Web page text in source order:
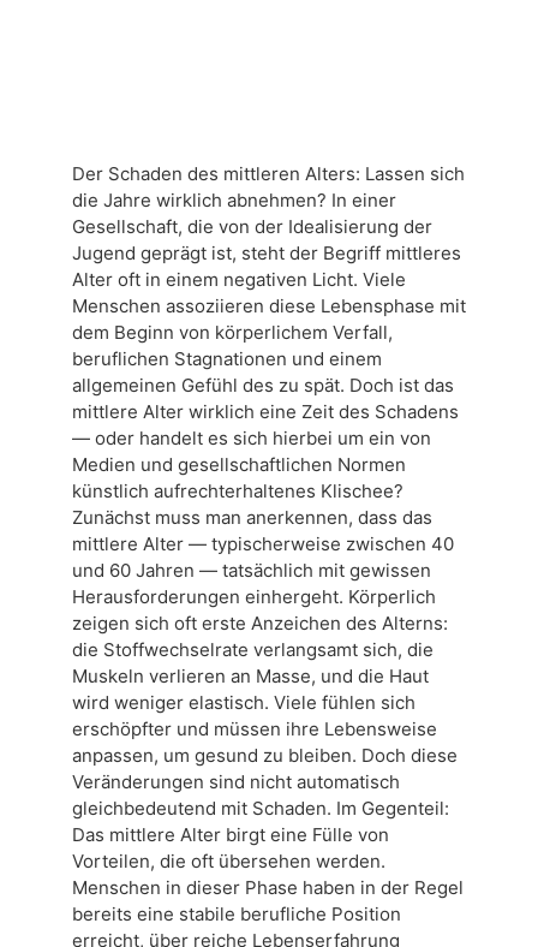
Der Schaden des mittleren Alters: Lassen sich
die Jahre wirklich abnehmen? In einer
Gesellschaft, die von der Idealisierung der
Jugend geprägt ist, steht der Begriff mittleres
Alter oft in einem negativen Licht. Viele
Menschen assoziieren diese Lebensphase mit
dem Beginn von körperlichem Verfall,
beruflichen Stagnationen und einem
allgemeinen Gefühl des zu spät. Doch ist das
mittlere Alter wirklich eine Zeit des Schadens
— oder handelt es sich hierbei um ein von
Medien und gesellschaftlichen Normen
künstlich aufrechterhaltenes Klischee?
Zunächst muss man anerkennen, dass das
mittlere Alter — typischerweise zwischen 40
und 60 Jahren — tatsächlich mit gewissen
Herausforderungen einhergeht. Körperlich
zeigen sich oft erste Anzeichen des Alterns:
die Stoffwechselrate verlangsamt sich, die
Muskeln verlieren an Masse, und die Haut
wird weniger elastisch. Viele fühlen sich
erschöpfter und müssen ihre Lebensweise
anpassen, um gesund zu bleiben. Doch diese
Veränderungen sind nicht automatisch
gleichbedeutend mit Schaden. Im Gegenteil:
Das mittlere Alter birgt eine Fülle von
Vorteilen, die oft übersehen werden.
Menschen in dieser Phase haben in der Regel
bereits eine stabile berufliche Position
erreicht, über reiche Lebenserfahrung